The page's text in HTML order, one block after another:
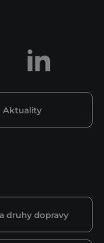
druhy dopravy
Aktuality
LinkedIn